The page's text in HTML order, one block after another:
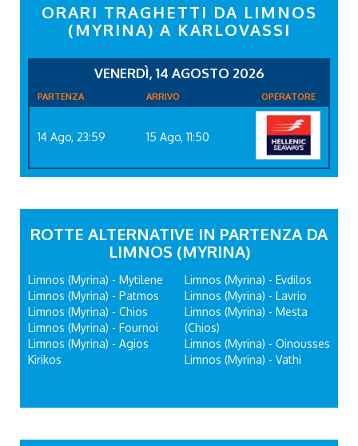
ORARI TRAGHETTI DA LIMNOS
(MYRINA) A KARLOVASSI
VENERDÌ, 14 AGOSTO 2026
PARTENZA ARRIVO OPERATORE
14 Ago, 23:59 15 Ago, 11:50
ROTTE ALTERNATIVE IN PARTENZA DA
LIMNOS (MYRINA)
Limnos (Myrina) - Mytilene
Limnos (Myrina) - Patmos
Limnos (Myrina) - Chios
Limnos (Myrina) - Fournoi
Limnos (Myrina) - Agios
Kirikos
Limnos (Myrina) - Evdilos
Limnos (Myrina) - Lavrio
Limnos (Myrina) - Mesta
(Chios)
Limnos (Myrina) - Oinousses
Limnos (Myrina) - Vathi